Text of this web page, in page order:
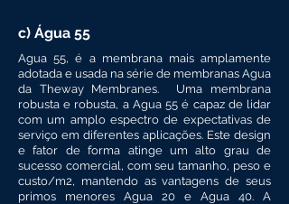
c) Água 55
Agua 55, é a membrana mais amplamente
adotada e usada na série de membranas Agua
da Theway Membranes.
Uma membrana
robusta e robusta, a Agua 55 é capaz de lidar
com um amplo espectro de expectativas de
serviço em diferentes aplicações. Este design
e fator de forma atinge um alto grau de
sucesso comercial, com seu tamanho, peso e
custo/m2, mantendo as vantagens de seus
primos menores Agua 20 e Agua 40. A